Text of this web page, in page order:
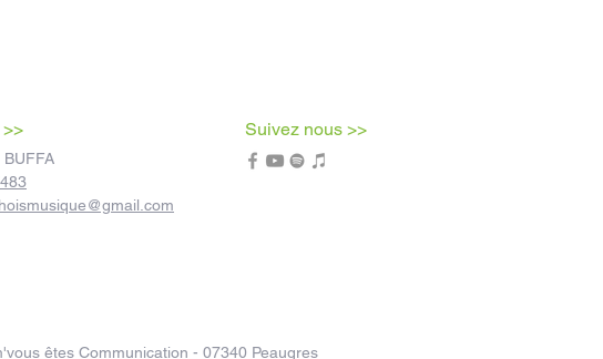
BUFFA
Suivez nous >>
êtes Communication - 07340 Peaugres